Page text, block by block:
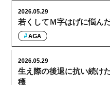
若くしてＭ字はげに悩ん
2026.05.29
AGA
生え際の後退に抗い続け
穫
2026.05.29